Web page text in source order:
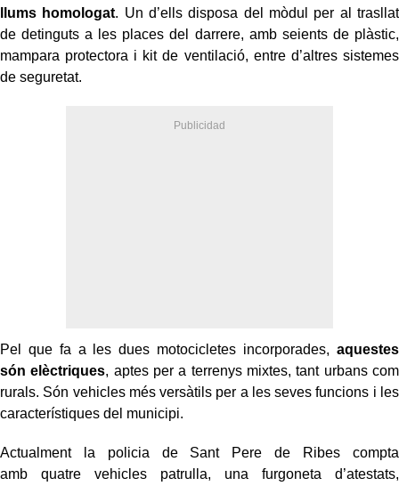
llums homologat. Un d’ells disposa del mòdul per al trasllat
de detinguts a les places del darrere, amb seients de plàstic,
mampara protectora i kit de ventilació, entre d’altres sistemes
de seguretat.
Pel que fa a les dues motocicletes incorporades, aquestes
són elèctriques, aptes per a terrenys mixtes, tant urbans com
rurals. Són vehicles més versàtils per a les seves funcions i les
característiques del municipi.
Actualment la policia de Sant Pere de Ribes compta
amb quatre vehicles patrulla, una furgoneta d’atestats,